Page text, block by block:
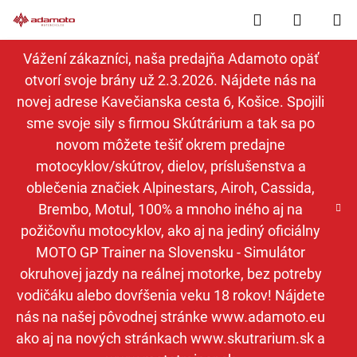
na
obsah
Vážení zákazníci, naša predajňa Adamoto opäť
otvorí svoje brány už 2.3.2026. Nájdete nás na
novej adrese Kavečianska cesta 6, Košice. Spojili
sme svoje sily s firmou Skútrárium a tak sa po
novom môžete tešiť okrem predajne
motocyklov/skútrov, dielov, príslušenstva a
oblečenia značiek Alpinestars, Airoh, Cassida,
Brembo, Motul, 100% a mnoho iného aj na
požičovňu motocyklov, ako aj na jediný oficiálny
MOTO GP Trainer na Slovensku - Simulátor
okruhovej jazdy na reálnej motorke, bez potreby
vodičáku alebo dovŕšenia veku 18 rokov! Nájdete
nás na našej pôvodnej stránke www.adamoto.eu
ako aj na nových stránkach www.skutrarium.sk a
Hľadať
KOŠÍK